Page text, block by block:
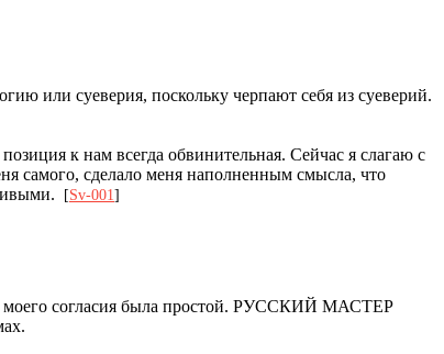
или суеверия, поскольку черпают себя из суеверий.
к нам всегда обвинительная. Сейчас я слагаю с
самого, сделало меня наполненным смысла, что
[Sv-001 ]
моего согласия была простой. РУССКИЙ МАСТЕР